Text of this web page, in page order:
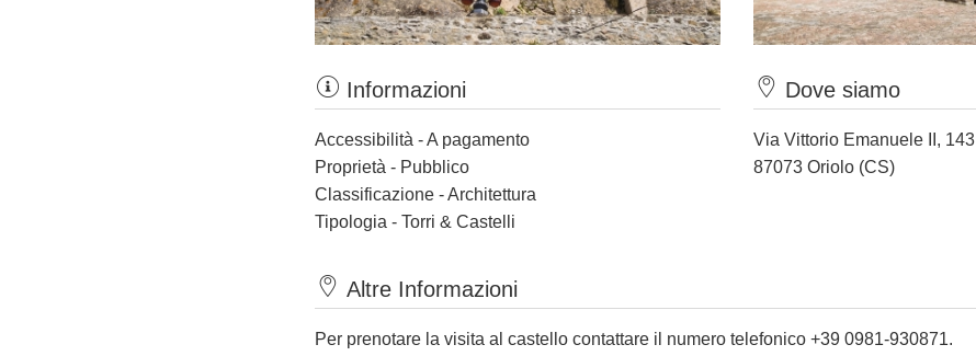
Informazioni
Accessibilità - A pagamento
Proprietà - Pubblico
Classificazione - Architettura
Tipologia - Torri & Castelli
Dove siamo
Via Vittorio Emanuele II, 143
87073 Oriolo (CS)
Altre Informazioni
Per prenotare la visita al castello contattare il numero telefonico +39 0981-930871.